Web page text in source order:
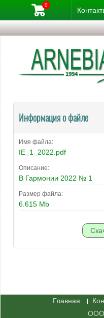
0
Информация о файле
Имя файла:
IE_1_2022.pdf
Описание:
В Гармонии 2022 № 1
Размер файла:
6.615 Mb
Главная